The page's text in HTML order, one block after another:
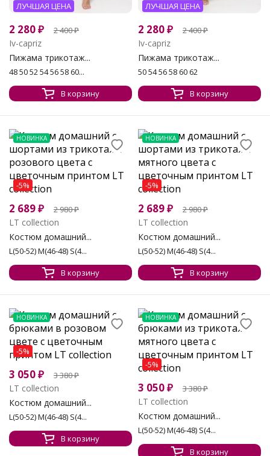
ЛУЧШАЯ ЦЕНА
2 280₽ 2 400₽
Iv-capriz
Пижама трикотаж...
48 50 52 54 56 58 60...
В корзину
ЛУЧШАЯ ЦЕНА
2 280₽ 2 400₽
Iv-capriz
Пижама трикотаж...
50 54 56 58 60 62
В корзину
НОВИНКА
-5%
2 689₽ 2 980₽
LT collection
Костюм домашний...
L(50-52) M(46-48) S(4...
В корзину
НОВИНКА
-5%
2 689₽ 2 980₽
LT collection
Костюм домашний...
L(50-52) M(46-48) S(4...
В корзину
НОВИНКА
-5%
3 050₽ 3 380₽
LT collection
Костюм домашний...
L(50-52) M(46-48) S(4...
В корзину
НОВИНКА
-5%
3 050₽ 3 380₽
LT collection
Костюм домашний...
L(50-52) M(46-48) S(4...
В корзину